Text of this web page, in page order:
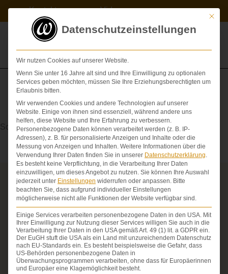
springen
Kontakt Videos
Aerosol
Schwebestoff aus Gas oder Staub
Über die Schmerzensgeld-Spezialisten
Seit über 25 Jahren vertreten wir als Fachanwälte
ausschließlich Geschädigte bei schweren
Personenschäden. Wir verfügen über ausgewiesene
Erfahrung im Arzthaftungsrecht, bei Unfallfolgen und
bei der Durchsetzung von Schmerzensgeld- und
Schadensersatzansprüchen.Ihr Recht steht für uns
im Mittelpunkt.
Mit
Datenschutzeinstellungen
Wir nutzen Cookies auf unserer Website.
Wenn Sie unter 16 Jahre alt sind und Ihre Einwilligung zu optionalen
Services geben möchten, müssen Sie Ihre Erziehungsberechtigten um
Erlaubnis bitten.
Wir verwenden Cookies und andere Technologien auf unserer
Website. Einige von ihnen sind essenziell, während andere uns
helfen, diese Website und Ihre Erfahrung zu verbessern.
Personenbezogene Daten können verarbeitet werden (z. B. IP-
Adressen), z. B. für personalisierte Anzeigen und Inhalte oder die
Messung von Anzeigen und Inhalten. Weitere Informationen über die
Verwendung Ihrer Daten finden Sie in unserer Datenschutzerklärung.
Es besteht keine Verpflichtung, in die Verarbeitung Ihrer Daten
einzuwilligen, um dieses Angebot zu nutzen. Sie können Ihre Auswahl
jederzeit unter Einstellungen widerrufen oder anpassen. Bitte
beachten Sie, dass aufgrund individueller Einstellungen
möglicherweise nicht alle Funktionen der Website verfügbar sind.
Einige Services verarbeiten personenbezogene Daten in den USA. Mit
Ihrer Einwilligung zur Nutzung dieser Services willigen Sie auch in die
Verarbeitung Ihrer Daten in den USA gemäß Art. 49 (1) lit. a GDPR ein.
Der EuGH stuft die USA als ein Land mit unzureichendem Datenschutz
nach EU-Standards ein. Es besteht beispielsweise die Gefahr, dass
US-Behörden personenbezogene Daten in
Überwachungsprogrammen verarbeiten, ohne dass für Europäerinnen
und Europäer eine Klagemöglichkeit besteht.